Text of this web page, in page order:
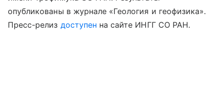
опубликованы в журнале «Геология и геофизика».
Пресс-релиз доступен на сайте ИНГГ СО РАН.